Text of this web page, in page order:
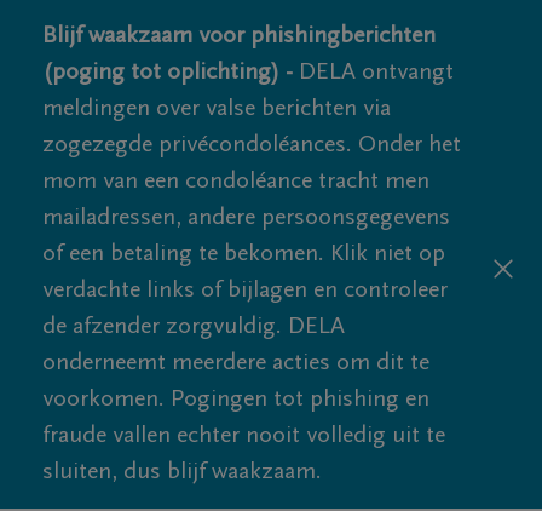
Blijf waakzaam voor phishingberichten
(poging tot oplichting) - DELA ontvangt
meldingen over valse berichten via
zogezegde privécondoléances. Onder het
mom van een condoléance tracht men
mailadressen, andere persoonsgegevens
of een betaling te bekomen. Klik niet op
verdachte links of bijlagen en controleer
de afzender zorgvuldig. DELA
onderneemt meerdere acties om dit te
voorkomen. Pogingen tot phishing en
fraude vallen echter nooit volledig uit te
sluiten, dus blijf waakzaam.